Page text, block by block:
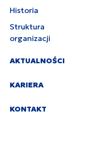
Historia
Struktura
organizacji
AKTUALNOŚCI
KARIERA
KONTAKT